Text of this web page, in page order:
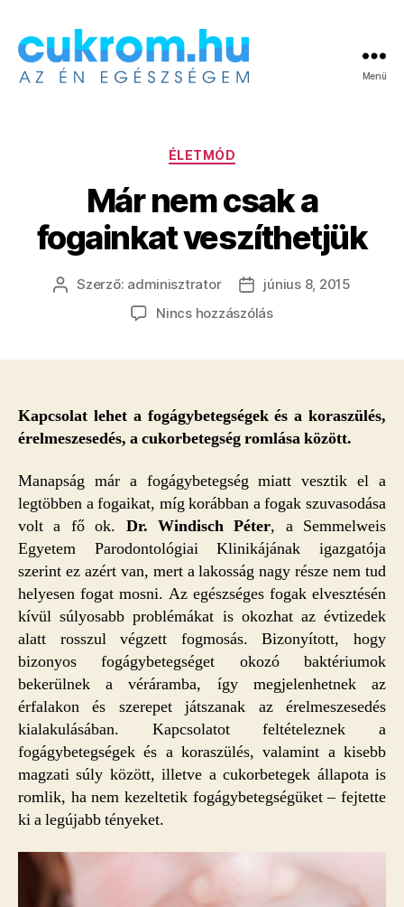
Menü
Kategóriák
ÉLETMÓD
Már nem csak a
fogainkat veszíthetjük
Bejegyzés
Szerző: adminisztrator
Bejegyzés
dátuma
június 8, 2015
Nincs hozzászólása(z)
fogainkat
veszíthetjük
Kapcsolat lehet a fogágybetegségek és a koraszülés,
érelmeszesedés, a cukorbetegség romlása között.
Manapság már a fogágybetegség miatt vesztik el a
legtöbben a fogaikat, míg korábban a fogak szuvasodása
volt a fő ok. Dr. Windisch Péter, a Semmelweis
Egyetem Parodontológiai Klinikájának igazgatója
szerint ez azért van, mert a lakosság nagy része nem tud
helyesen fogat mosni. Az egészséges fogak elvesztésén
kívül súlyosabb problémákat is okozhat az évtizedek
alatt rosszul végzett fogmosás. Bizonyított, hogy
bizonyos fogágybetegséget okozó baktériumok
bekerülnek a véráramba, így megjelenhetnek az
érfalakon és szerepet játszanak az érelmeszesedés
kialakulásában. Kapcsolatot feltételeznek a
fogágybetegségek és a koraszülés, valamint a kisebb
magzati súly között, illetve a cukorbetegek állapota is
romlik, ha nem kezeltetik fogágybetegségüket – fejtette
ki a legújabb tényeket.